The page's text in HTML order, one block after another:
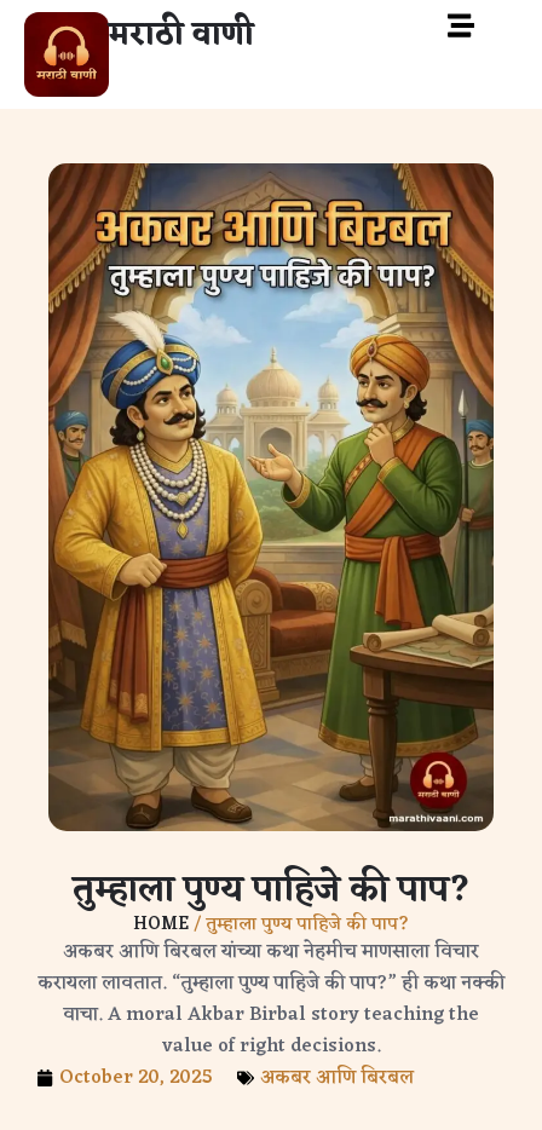
मराठी वाणी
तुम्हाला पुण्य पाहिजे की पाप?
HOME/ तुम्हाला पुण्य पाहिजे की पाप?
अकबर आणि बिरबल यांच्या कथा नेहमीच माणसाला विचार
करायला लावतात. “तुम्हाला पुण्य पाहिजे की पाप?” ही कथा नक्की
वाचा. A moral Akbar Birbal story teaching the
value of right decisions.
October 20, 2025
अकबर आणि बिरबल